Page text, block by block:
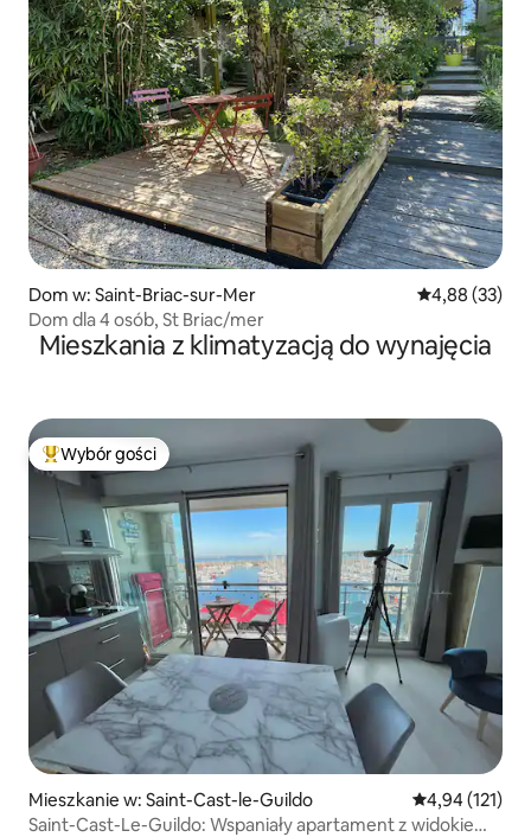
Dom w: Saint-Briac-sur-Mer Średnia
4,88 (33)
Dom dla 4 osób, St Briac/mer
Mieszkania z klimatyzacją do wynajęcia
Najpopularniejsze z kategorii Wybór gości
Wybór gości
Mieszkanie w: Saint-Cast-le-Guildo Średnia
4,94 (121)
Saint-Cast-Le-Guildo: Wspaniały apartament z widokiem